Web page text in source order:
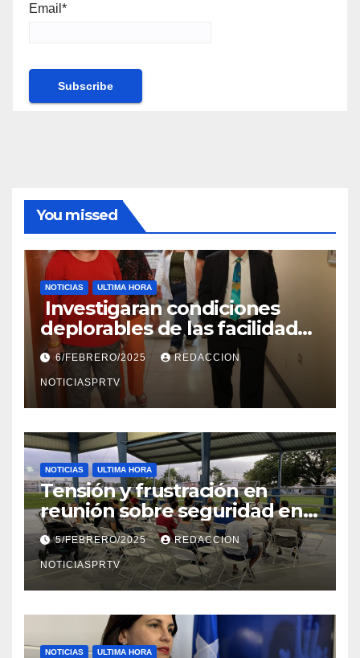
Email*
You missed
NOTICIAS ULTIMA HORA
Investigaran condiciones
deplorables de las facilidades
el Departamento de la Salud
en Mayagüez
6/FEBRERO/2025 REDACCION
NOTICIASPRTV
NOTICIAS ULTIMA HORA
Tensión y frustración en
reunión sobre seguridad en
Reparto Metropolitano
5/FEBRERO/2025 REDACCION
NOTICIASPRTV
NOTICIAS ULTIMA HORA